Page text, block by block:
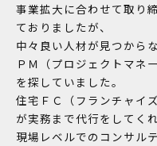
事業拡大に合わせて取り
ておりましたが、
中々良い人材が見つから
ＰＭ（プロジェクトマネ
を探していました。
住宅ＦＣ（フランチャイ
が実務まで代行をしてく
現場レベルでのコンサル